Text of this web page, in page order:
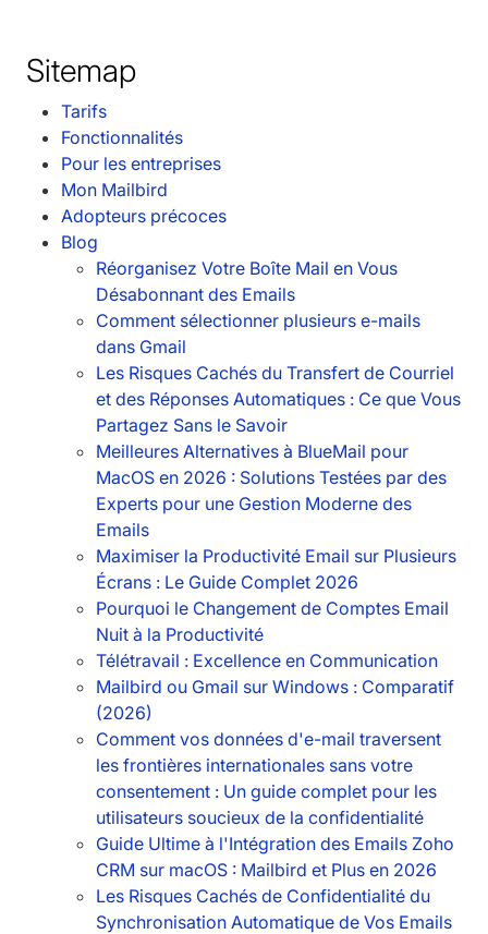
Sitemap
Tarifs
Fonctionnalités
Pour les entreprises
Mon Mailbird
Adopteurs précoces
Blog
Réorganisez Votre Boîte Mail en Vous
Désabonnant des Emails
Comment sélectionner plusieurs e-mails
dans Gmail
Les Risques Cachés du Transfert de Courriel
et des Réponses Automatiques : Ce que Vous
Partagez Sans le Savoir
Meilleures Alternatives à BlueMail pour
MacOS en 2026 : Solutions Testées par des
Experts pour une Gestion Moderne des
Emails
Maximiser la Productivité Email sur Plusieurs
Écrans : Le Guide Complet 2026
Pourquoi le Changement de Comptes Email
Nuit à la Productivité
Télétravail : Excellence en Communication
Mailbird ou Gmail sur Windows : Comparatif
(2026)
Comment vos données d'e-mail traversent
les frontières internationales sans votre
consentement : Un guide complet pour les
utilisateurs soucieux de la confidentialité
Guide Ultime à l'Intégration des Emails Zoho
CRM sur macOS : Mailbird et Plus en 2026
Les Risques Cachés de Confidentialité du
Synchronisation Automatique de Vos Emails